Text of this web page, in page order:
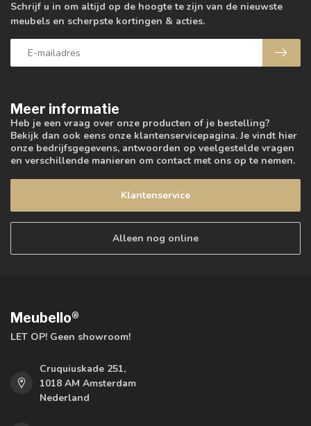
Meer informatie
Heb je een vraag over onze producten of je bestelling?
Bekijk dan ook eens onze klantenservicepagina. Je vindt hier
onze bedrijfsgegevens, antwoorden op veelgestelde vragen
en verschillende manieren om contact met ons op te nemen.
Klantenservice
Alleen nog online
Schrijf u in om altijd op de hoogte te zijn van de nieuwste
meubels en scherpste kortingen & acties.
Meubello®
LET OP! Geen showroom!
Cruquiuskade 251,
1018 AM Amsterdam
Nederland